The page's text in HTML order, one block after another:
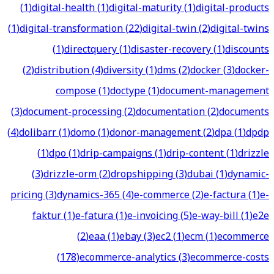
(1)digital-health(1)digital-maturity(1)digital-products
(1)digital-transformation(22)digital-twin(2)digital-twins
(1)directquery(1)disaster-recovery(1)discounts
(2)distribution(4)diversity(1)dms(2)docker(3)docker-
compose(1)doctype(1)document-management
(3)document-processing(2)documentation(2)documents
(4)dolibarr(1)domo(1)donor-management(2)dpa(1)dpdp
(1)dpo(1)drip-campaigns(1)drip-content(1)drizzle
(3)drizzle-orm(2)dropshipping(3)dubai(1)dynamic-
pricing(3)dynamics-365(4)e-commerce(2)e-factura(1)e-
faktur(1)e-fatura(1)e-invoicing(5)e-way-bill(1)e2e
(2)eaa(1)ebay(3)ec2(1)ecm(1)ecommerce
(178)ecommerce-analytics(3)ecommerce-costs